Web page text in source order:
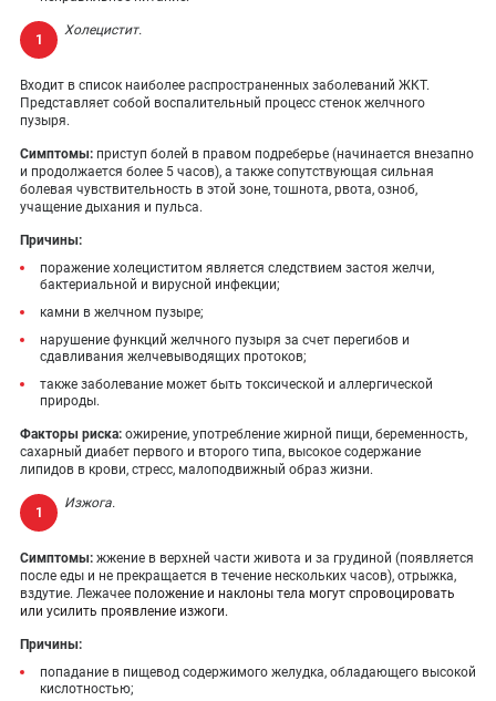
Холецистит.
Входит в список наиболее распространенных заболеваний ЖКТ.
Представляет собой воспалительный процесс стенок желчного
пузыря.
Симптомы: приступ болей в правом подреберье (начинается внезапно
и продолжается более 5 часов), а также сопутствующая сильная
болевая чувствительность в этой зоне, тошнота, рвота, озноб,
учащение дыхания и пульса.
Причины:
поражение холециститом является следствием застоя желчи,
бактериальной и вирусной инфекции;
камни в желчном пузыре;
нарушение функций желчного пузыря за счет перегибов и
сдавливания желчевыводящих протоков;
также заболевание может быть токсической и аллергической
природы.
Факторы риска: ожирение, употребление жирной пищи, беременность,
сахарный диабет первого и второго типа, высокое содержание
липидов в крови, стресс, малоподвижный образ жизни.
Изжога.
Симптомы: жжение в верхней части живота и за грудиной (появляется
после еды и не прекращается в течение нескольких часов), отрыжка,
вздутие. Лежачее положение и наклоны тела могут спровоцировать
или усилить проявление изжоги.
Причины:
попадание в пищевод содержимого желудка, обладающего высокой
кислотностью;